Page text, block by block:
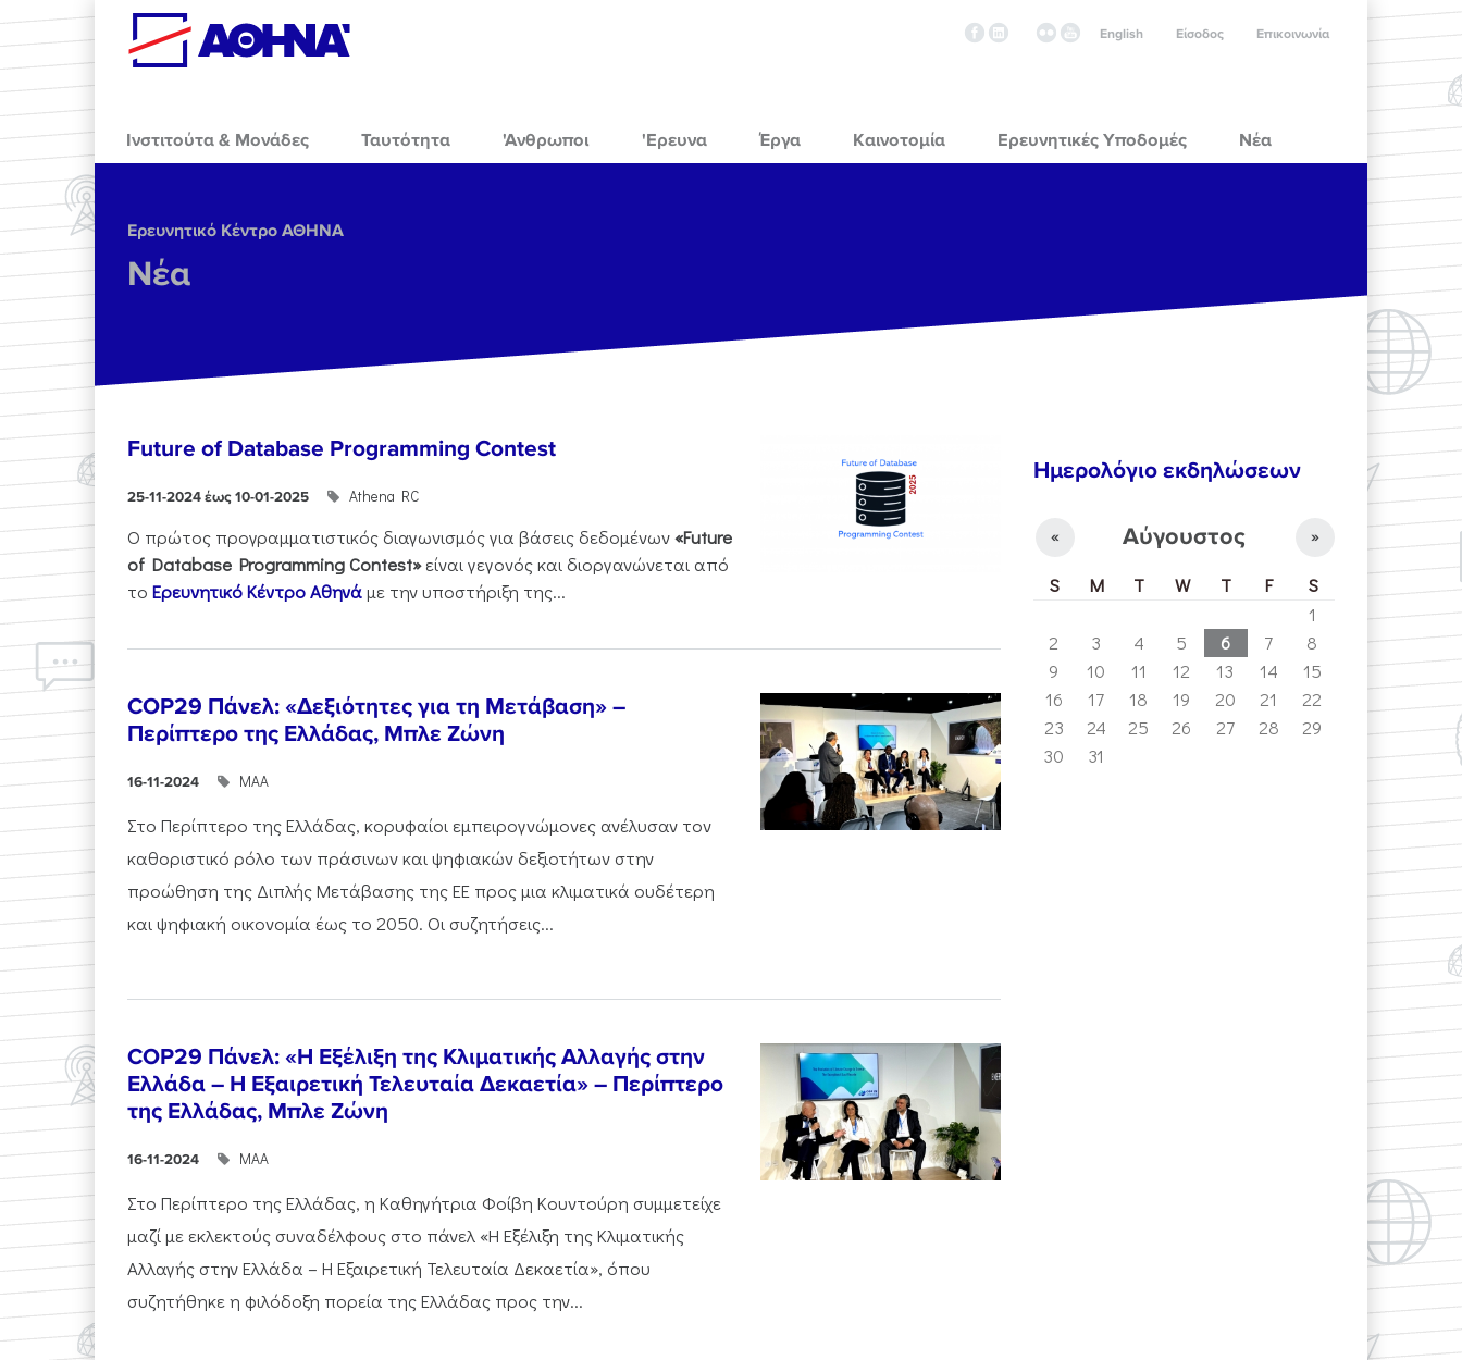
Skip to main content
Επικοινωνία
Είσοδος
English
Ινστιτούτα & Μονάδες Ταυτότητα 'Ανθρωποι 'Ερευνα Έργα Καινοτομία Ερευνητικές Υποδομές Νέα
Ερευνητικό Κέντρο ΑΘΗΝΑ
Νέα
Future of Database Programming Contest
25-11-2024 έως 10-01-2025 Athena RC
Ο πρώτος προγραμματιστικός διαγωνισμός για βάσεις δεδομένων«Future
of Database Programming Contest»είναι γεγονός και διοργανώνεται από
το Ερευνητικό Κέντρο Αθηνάμε την υποστήριξη της...
COP29 Πάνελ: «Δεξιότητες για τη Μετάβαση» –
Περίπτερο της Ελλάδας, Μπλε Ζώνη
16-11-2024 ΜΑΑ
Στο Περίπτερο της Ελλάδας, κορυφαίοι εμπειρογνώμονες ανέλυσαν τον
καθοριστικό ρόλο των πράσινων και ψηφιακών δεξιοτήτων στην
προώθηση της Διπλής Μετάβασης της ΕΕ προς μια κλιματικά ουδέτερη
και ψηφιακή οικονομία έως το 2050. Οι συζητήσεις...
COP29 Πάνελ: «Η Εξέλιξη της Κλιματικής Αλλαγής στην
Ελλάδα – Η Εξαιρετική Τελευταία Δεκαετία» – Περίπτερο
της Ελλάδας, Μπλε Ζώνη
16-11-2024 ΜΑΑ
Στο Περίπτερο της Ελλάδας, η Καθηγήτρια Φοίβη Κουντούρη συμμετείχε
μαζί με εκλεκτούς συναδέλφους στο πάνελ «Η Εξέλιξη της Κλιματικής
Αλλαγής στην Ελλάδα – Η Εξαιρετική Τελευταία Δεκαετία», όπου
συζητήθηκε η φιλόδοξη πορεία της Ελλάδας προς την...
Ημερολόγιο εκδηλώσεων
Αύγουστος
« »
S M T W T F
S
1
2
3 4 5 6 7
8
9
10 11 12 13 14
15
16
17 18 19 20 21
22
23
24 25 26 27 28
29
30
31